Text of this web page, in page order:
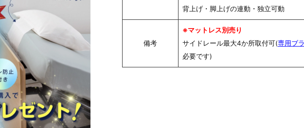
背上げ・脚上げの連動・独立可動
備考
※マットレス別売り
サイドレール最大4か所取付可(専用ブ
必要です)